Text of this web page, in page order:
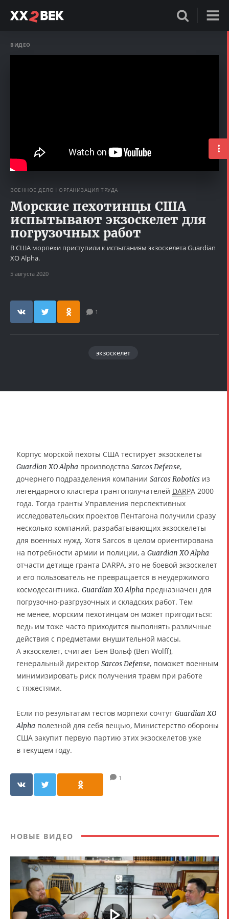
ВИДЕО
ВОЕННОЕ ДЕЛО ОРГАНИЗАЦИЯ ТРУДА
Морские пехотинцы США
испытывают экзоскелет для
погрузочных работ
В США морпехи приступили к испытаниям экзоскелета Guardian
XO Alpha.
5 августа 2020
1
экзоскелет
Корпус морской пехоты США тестирует экзоскелеты
Guardian XO Alpha производства Sarcos Defense,
дочернего подразделения компании Sarcos Robotics из
легендарного кластера грантополучателей DARPA 2000
года. Тогда гранты Управления перспективных
исследовательских проектов Пентагона получили сразу
несколько компаний, разрабатывающих экзоскелеты
для военных нужд. Хотя Sarcos в целом ориентирована
на потребности армии и полиции, а Guardian XO Alpha
отчасти детище гранта DARPA, это не боевой экзоскелет
и его пользователь не превращается в неудержимого
космодесантника. Guardian XO Alpha предназначен для
погрузочно-разгрузочных и складских работ. Тем
не менее, морским пехотинцам он может пригодиться:
ведь им тоже часто приходится выполнять различные
действия с предметами внушительной массы.
А экзоскелет, считает Бен Вольф (Ben Wolff),
генеральный директор Sarcos Defense, поможет военным
минимизировать риск получения травм при работе
с тяжестями.
Если по результатам тестов морпехи сочтут Guardian XO
Alpha полезной для себя вещью, Министерство обороны
США закупит первую партию этих экзоскелетов уже
в текущем году.
1
НОВЫЕ ВИДЕО